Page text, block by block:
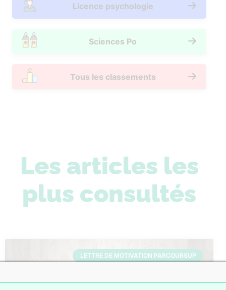
Licence psychologie
Sciences Po
Tous les classements
Les articles les
plus consultés
LETTRE DE MOTIVATION PARCOURSUP